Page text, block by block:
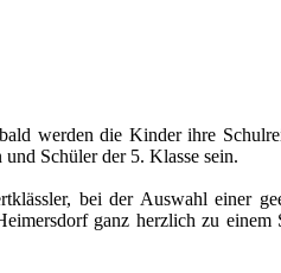
werden die Kinder ihre
Schüler der 5. Klasse sein.
bei der Auswahl einer
ganz herzlich zu einem